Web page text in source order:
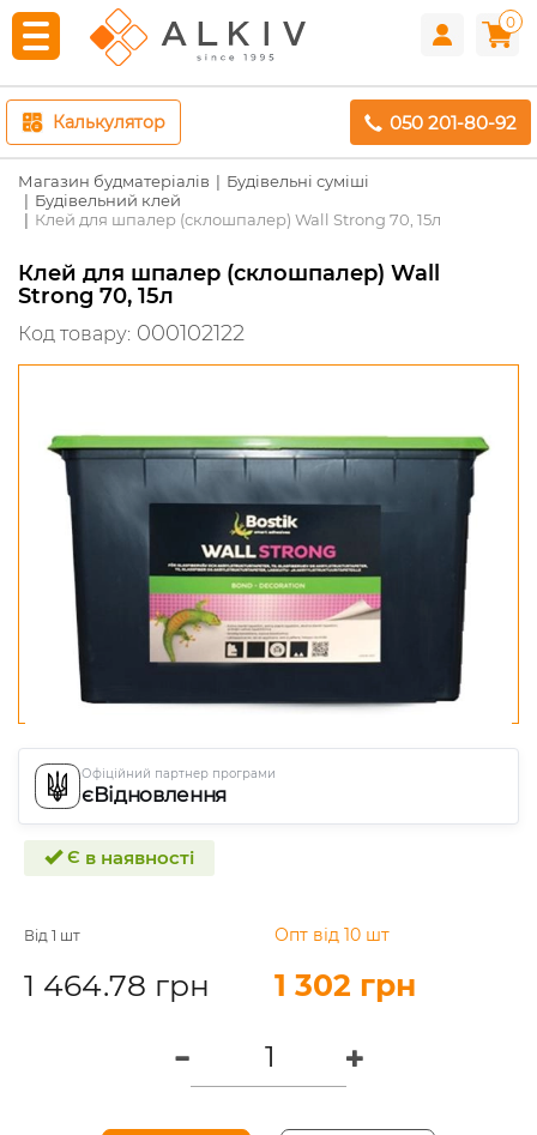
0
Калькулятор 050 201-80-92
Магазин будматеріалів
Будівельні суміші
Будівельний клей
Клей для шпалер (склошпалер) Wall Strong 70, 15л
Клей для шпалер (склошпалер) Wall
Strong 70, 15л
Код товару: 000102122
Офіційний партнер програми
єВідновлення
Є в наявності
Від 1 шт
1 464.78 грн
Опт від 10 шт
1 302 грн